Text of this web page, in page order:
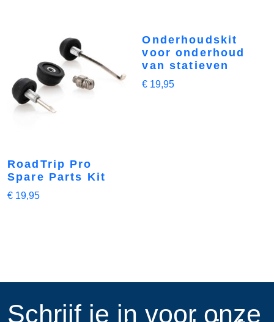
RoadTrip Pro
Spare Parts Kit
€ 19,95
Onderhoudskit
voor onderhoud
van statieven
€ 19,95
​Schrijf je in voor onze